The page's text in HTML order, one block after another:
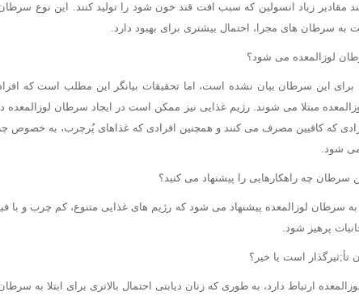
مقادیر زیاد انسولین که سبب افت قند خون شود را تولید کنند. این نوع سرطان
به سرطان های مجرا، احتمال بیشتری برای بهبود دارد.
لوزالمعده می شود؟
این سرطان بیان نشده است، اما تحقیقات بیانگر این مطلب است که افراد
مبتلا می شوند. رژیم غذایی نیز ممکن است در ایجاد سرطان لوزالمعده
که کافیین مصرف می کنند و همچنین افرادی که غذاهای پُرچرب، به
می شود.
سرطان چه راهکارهایی را پیشنهاد می کنید؟
به سرطان لوزالمعده پیشنهاد می شود که رژیم های غذایی متنوع، کم چرب و با
پرهیز شود.
تأ;ثیرگذار است یا خیر؟
ارتباط دارد، به طوری که زنان دیابتی احتمال بالاتری برای ابتلا به